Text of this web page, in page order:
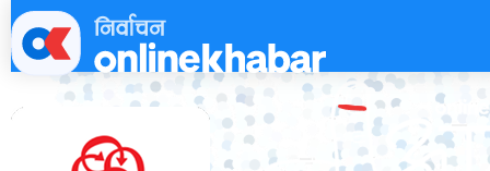
Skip
to
content